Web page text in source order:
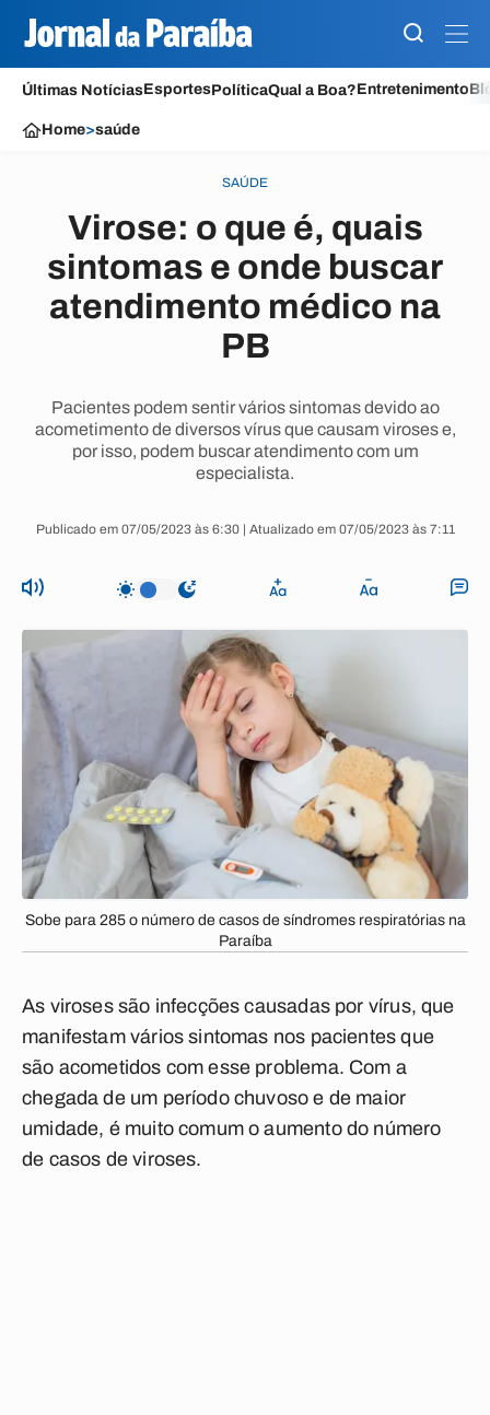
Últimas NotíciasEsportesPolíticaQual a Boa?Entretenimento
Home>saúde
SAÚDE
Virose: o que é, quais
sintomas e onde buscar
atendimento médico na
PB
Pacientes podem sentir vários sintomas devido ao
acometimento de diversos vírus que causam viroses e,
por isso, podem buscar atendimento com um
especialista.
Publicado em 07/05/2023 às 6:30 | Atualizado em 07/05/2023 às 7:11
Sobe para 285 o número de casos de síndromes respiratórias na
Paraíba
As viroses são infecções causadas por vírus, que
manifestam vários sintomas nos pacientes que
são acometidos com esse problema. Com a
chegada de um período chuvoso e de maior
umidade, é muito comum o aumento do número
de casos de viroses.